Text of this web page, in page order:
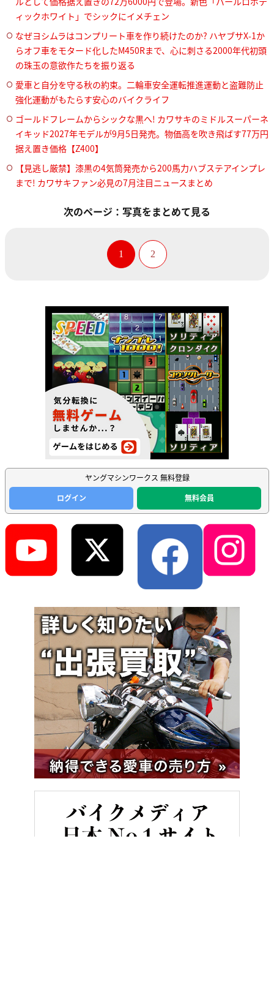
ィックホワイト」でシックにイメチェン
なぜヨシムラはコンプリート車を作り続けたのか? ハヤブサX-1か
らオフ車をモタード化したM450Rまで、心に刺さる2000年代初頭
の珠玉の意欲作たちを振り返る
愛車と自分を守る秋の約束。二輪車安全運転推進運動と盗難防止
強化運動がもたらす安心のバイクライフ
ゴールドフレームからシックな黒へ! カワサキのミドルスーパーネ
イキッド2027年モデルが9月5日発売。物価高を吹き飛ばす77万円
据え置き価格【Z400】
【見逃し厳禁】漆黒の4気筒発売から200馬力ハブステアインプレ
まで! カワサキファン必見の7月注目ニュースまとめ
次のページ：写真をまとめて見る
1 2
ヤングマシンワークス 無料登録
ログイン
無料会員